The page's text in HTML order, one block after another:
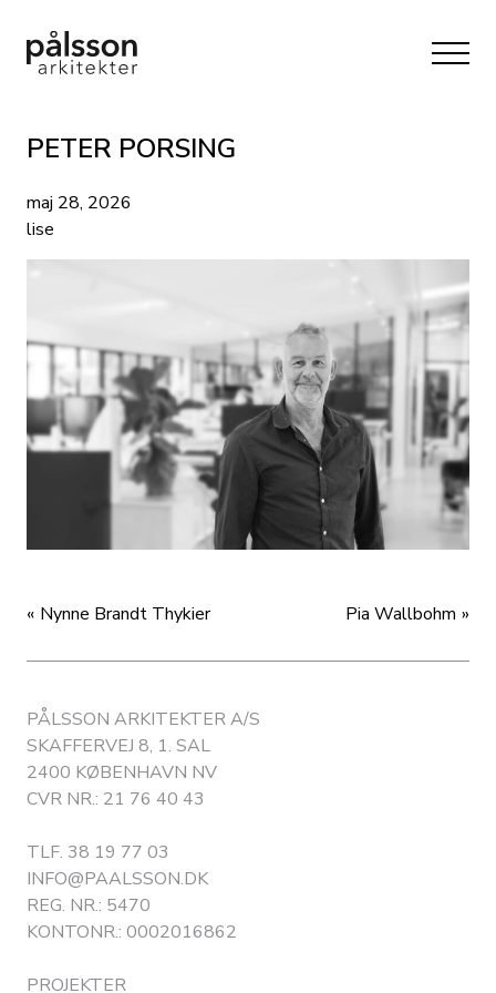
PETER PORSING
maj 28, 2026
lise
Nynne Brandt Thykier Pia Wallbohm
PÅLSSON ARKITEKTER A/S
SKAFFERVEJ 8, 1. SAL
2400 KØBENHAVN NV
CVR NR.: 21 76 40 43
TLF. 38 19 77 03
INFO@PAALSSON.DK
REG. NR.: 5470
KONTONR.: 0002016862
PROJEKTER